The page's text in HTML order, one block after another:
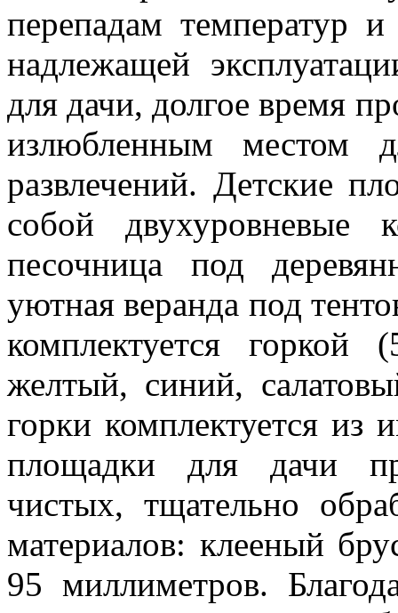
перепадам температур и
надлежащей
для дачи, долгое время
излюбленным местом
развлечений. Детские
собой двухуровневые
песочница под
уютная веранда под
комплектуется горкой
желтый, синий,
горки комплектуется из
площадки для дачи
чистых, тщательно
материалов: клееный
95 миллиметров.